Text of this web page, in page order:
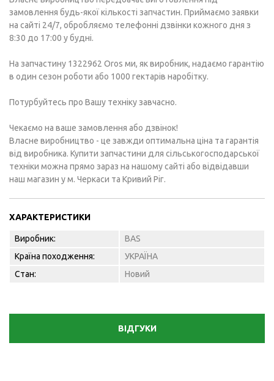
замовлення будь-якої кількості запчастин. Приймаємо заявки
на сайті 24/7, обробляємо телефонні дзвінки кожного дня з
8:30 до 17:00 у будні.
На запчастину 1322962 Oros ми, як виробник, надаємо гарантію
в один сезон роботи або 1000 гектарів наробітку.
Потурбуйтесь про Вашу техніку завчасно.
Чекаємо на ваше замовлення або дзвінок!
Власне виробництво - це завжди оптимальна ціна та гарантія
від виробника. Купити запчастини для сільськогосподарської
техніки можна прямо зараз на нашому сайті або відвідавши
наш магазин у м. Черкаси та Кривий Ріг.
ХАРАКТЕРИСТИКИ
Виробник:
BAS
Країна походження:
УКРАЇНА
Стан:
Новий
ВІДГУКИ